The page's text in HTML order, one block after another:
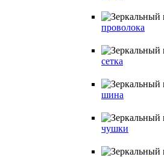
проволока
сетка
шина
чушки